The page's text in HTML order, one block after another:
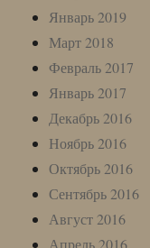
Январь 2019
Март 2018
Февраль 2017
Январь 2017
Декабрь 2016
Ноябрь 2016
Октябрь 2016
Сентябрь 2016
Август 2016
Апрель 2016